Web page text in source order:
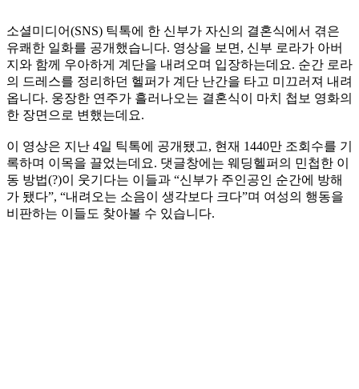
소셜미디어(SNS) 틱톡에 한 신부가 자신의 결혼식에서 겪은
유쾌한 일화를 공개했습니다. 영상을 보면, 신부 로라가 아버
지와 함께 우아하게 계단을 내려오며 입장하는데요. 순간 로라
의 드레스를 정리하던 헬퍼가 계단 난간을 타고 미끄러져 내려
옵니다. 웅장한 연주가 흘러나오는 결혼식이 마치 첩보 영화의
한 장면으로 변했는데요.
이 영상은 지난 4일 틱톡에 공개됐고, 현재 1440만 조회수를 기
록하며 이목을 끌었는데요. 댓글창에는 웨딩헬퍼의 민첩한 이
동 방법(?)이 웃기다는 이들과 “신부가 주인공인 순간에 방해
가 됐다”, “내려오는 소음이 생각보다 크다”며 여성의 행동을
비판하는 이들도 찾아볼 수 있습니다.